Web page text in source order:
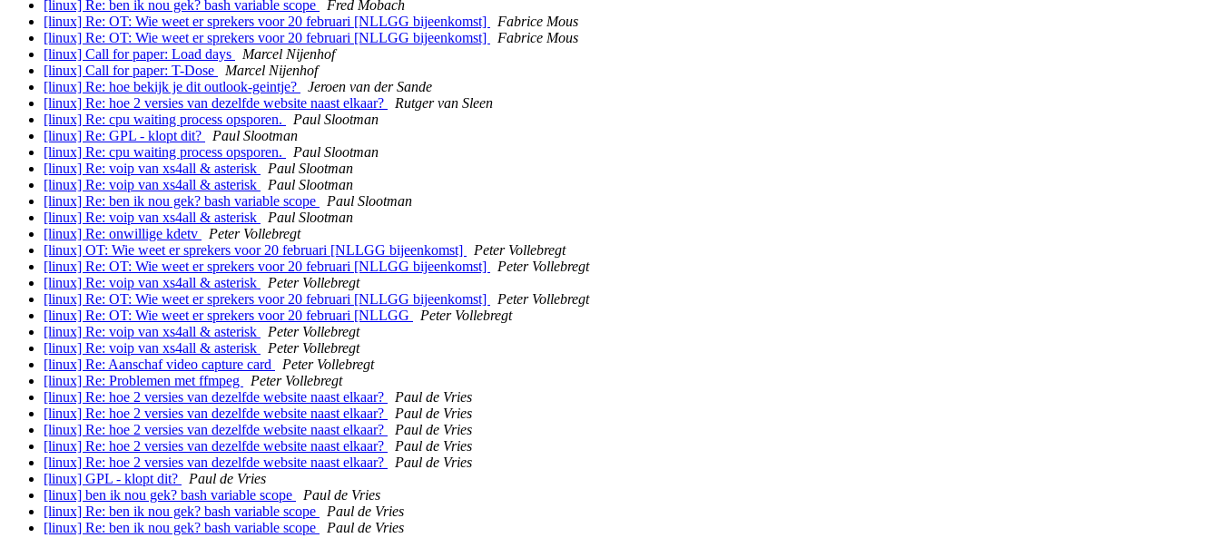
[linux] Re: ben ik nou gek? bash variable scope
Fred Mobach
[linux] Re: OT: Wie weet er sprekers voor 20 februari [NLLGG bijeenkomst]
Fabrice Mous
[linux] Re: OT: Wie weet er sprekers voor 20 februari [NLLGG bijeenkomst]
Fabrice Mous
[linux] Call for paper: Load days
Marcel Nijenhof
[linux] Call for paper: T-Dose
Marcel Nijenhof
[linux] Re: hoe bekijk je dit outlook-geintje?
Jeroen van der Sande
[linux] Re: hoe 2 versies van dezelfde website naast elkaar?
Rutger van Sleen
[linux] Re: cpu waiting process opsporen.
Paul Slootman
[linux] Re: GPL - klopt dit?
Paul Slootman
[linux] Re: cpu waiting process opsporen.
Paul Slootman
[linux] Re: voip van xs4all & asterisk
Paul Slootman
[linux] Re: voip van xs4all & asterisk
Paul Slootman
[linux] Re: ben ik nou gek? bash variable scope
Paul Slootman
[linux] Re: voip van xs4all & asterisk
Paul Slootman
[linux] Re: onwillige kdetv
Peter Vollebregt
[linux] OT: Wie weet er sprekers voor 20 februari [NLLGG bijeenkomst]
Peter Vollebregt
[linux] Re: OT: Wie weet er sprekers voor 20 februari [NLLGG bijeenkomst]
Peter Vollebregt
[linux] Re: voip van xs4all & asterisk
Peter Vollebregt
[linux] Re: OT: Wie weet er sprekers voor 20 februari [NLLGG bijeenkomst]
Peter Vollebregt
[linux] Re: OT: Wie weet er sprekers voor 20 februari [NLLGG
Peter Vollebregt
[linux] Re: voip van xs4all & asterisk
Peter Vollebregt
[linux] Re: voip van xs4all & asterisk
Peter Vollebregt
[linux] Re: Aanschaf video capture card
Peter Vollebregt
[linux] Re: Problemen met ffmpeg
Peter Vollebregt
[linux] Re: hoe 2 versies van dezelfde website naast elkaar?
Paul de Vries
[linux] Re: hoe 2 versies van dezelfde website naast elkaar?
Paul de Vries
[linux] Re: hoe 2 versies van dezelfde website naast elkaar?
Paul de Vries
[linux] Re: hoe 2 versies van dezelfde website naast elkaar?
Paul de Vries
[linux] Re: hoe 2 versies van dezelfde website naast elkaar?
Paul de Vries
[linux] GPL - klopt dit?
Paul de Vries
[linux] ben ik nou gek? bash variable scope
Paul de Vries
[linux] Re: ben ik nou gek? bash variable scope
Paul de Vries
[linux] Re: ben ik nou gek? bash variable scope
Paul de Vries